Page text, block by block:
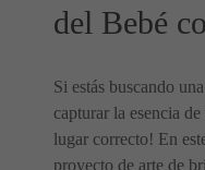
del Bebé
Si estás buscando
capturar la esencia
lugar correcto! En
proyecto de arte de